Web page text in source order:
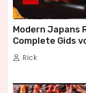
Modern Japans
Complete Gids
Dineren
Rick